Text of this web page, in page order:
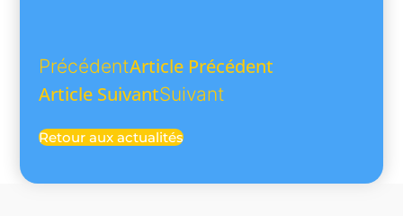
PrécédentArticle Précédent
Article SuivantSuivant
Retour aux actualités